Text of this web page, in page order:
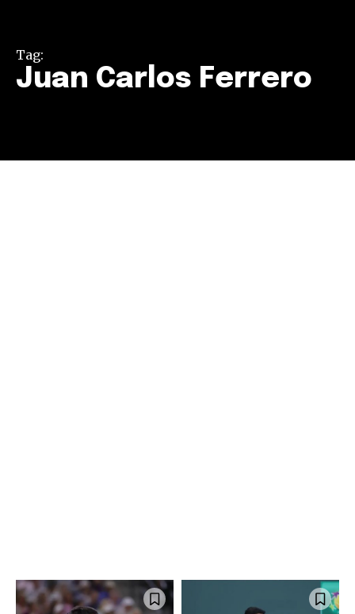
Tag:
Juan Carlos Ferrero